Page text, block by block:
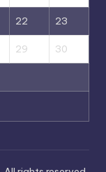
22 23
29 30